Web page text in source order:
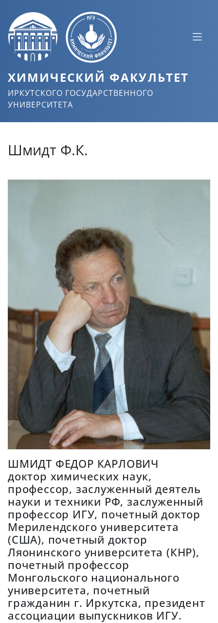
ХИМИЧЕСКИЙ ФАКУЛЬТЕТ
ИРКУТСКОГО ГОСУДАРСТВЕННОГО
УНИВЕРСИТЕТА
Шмидт Ф.К.
ШМИДТ ФЕДОР КАРЛОВИЧ
доктор химических наук,
профессор, заслуженный деятель
науки и техники РФ, заслуженный
профессор ИГУ, почетный доктор
Мерилендского университета
(США), почетный доктор
Ляонинского университета (КНР),
почетный профессор
Монгольского национального
университета, почетный
гражданин г. Иркутска, президент
ассоциации выпускников ИГУ.